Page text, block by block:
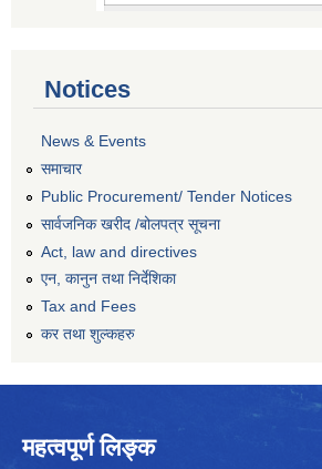
Notices
News & Events
समाचार
Public Procurement/ Tender Notices
सार्वजनिक खरीद /बोलपत्र सूचना
Act, law and directives
एन, कानुन तथा निर्देशिका
Tax and Fees
कर तथा शुल्कहरु
महत्वपूर्ण लिङ्क